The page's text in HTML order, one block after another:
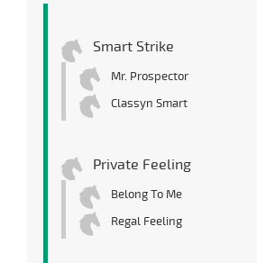
Smart Strike
Mr. Prospector
Classyn Smart
Private Feeling
Belong To Me
Regal Feeling